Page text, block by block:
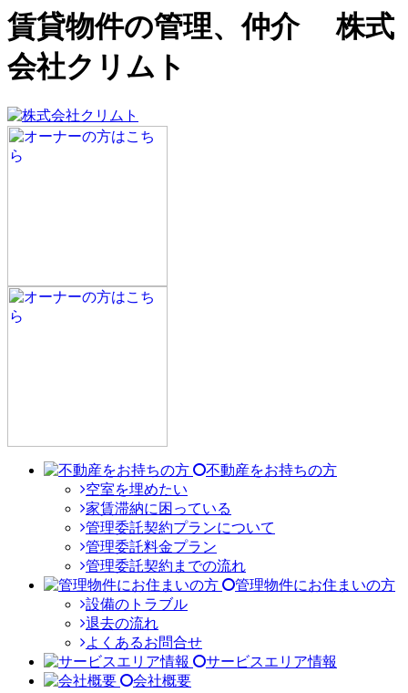
賃貸物件の管理、仲介 株式
会社クリムト
不動産をお持ちの方
空室を埋めたい
家賃滞納に困っている
管理委託契約プランについて
管理委託料金プラン
管理委託契約までの流れ
管理物件にお住まいの方
設備のトラブル
退去の流れ
よくあるお問合せ
サービスエリア情報
会社概要